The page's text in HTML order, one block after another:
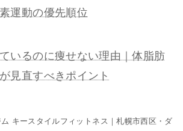
運動の優先順位
いるのに痩せない理由｜体脂肪
見直すべきポイント
キースタイルフィットネス｜札幌市西区・ダ